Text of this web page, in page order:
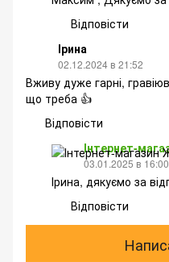
Відповісти
Ірина
02.12.2024 в 21:52
Вживу дуже гарні,
що треба 👍
Відповісти
Інтернет-
03.01.2025 в 16:00
Ірина, дякуємо за
Відповісти